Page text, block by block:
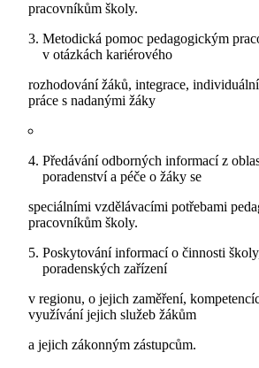
pracovníkům školy.
Metodická pomoc pedagogickým
v otázkách kariérového
rozhodování žáků, integrace,
práce s nadanými žáky
Předávání odborných informací z
poradenství a péče o žáky se
speciálními vzdělávacími potřebami
pracovníkům školy.
Poskytování informací o činnosti
poradenských zařízení
v regionu, o jejich zaměření,
využívání jejich služeb žákům
a jejich zákonným zástupcům.